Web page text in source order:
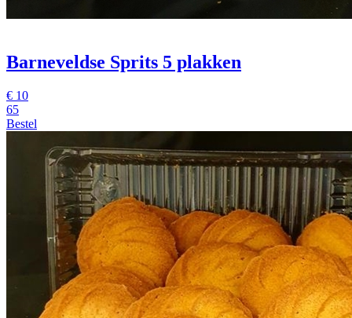
Barneveldse Sprits 5 plakken
€ 10
65
Bestel